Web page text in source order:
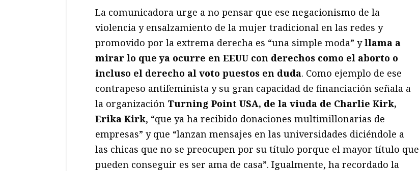
La comunicadora urge a no pensar que ese negacionismo de la
violencia y ensalzamiento de la mujer tradicional en las redes y
promovido por la extrema derecha es “una simple moda” yllama a
mirar lo que ya ocurre en EEUU con derechos como el aborto o
incluso el derecho al voto puestos en duda. Como ejemplo de ese
contrapeso antifeminista y su gran capacidad de financiación señala a
la organización Turning Point USA, de la viuda de Charlie Kirk,
Erika Kirk, “que ya ha recibido donaciones multimillonarias de
empresas” y que “lanzan mensajes en las universidades diciéndole a
las chicas que no se preocupen por su título porque el mayor título que
pueden conseguir es ser ama de casa”. Igualmente, ha recordado la